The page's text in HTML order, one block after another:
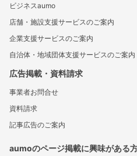
ビジネスaumo
店舗・施設支援サービスのご案内
企業支援サービスのご案内
自治体・地域団体支援サービスのご案内
広告掲載・資料請求
事業者お問合せ
資料請求
記事広告のご案内
aumoのページ掲載に興味がある